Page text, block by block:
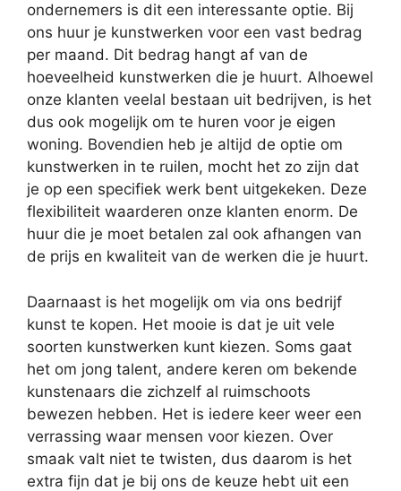
ondernemers is dit een interessante optie. Bij
ons huur je kunstwerken voor een vast bedrag
per maand. Dit bedrag hangt af van de
hoeveelheid kunstwerken die je huurt. Alhoewel
onze klanten veelal bestaan uit bedrijven, is het
dus ook mogelijk om te huren voor je eigen
woning. Bovendien heb je altijd de optie om
kunstwerken in te ruilen, mocht het zo zijn dat
je op een specifiek werk bent uitgekeken. Deze
flexibiliteit waarderen onze klanten enorm. De
huur die je moet betalen zal ook afhangen van
de prijs en kwaliteit van de werken die je huurt.
Daarnaast is het mogelijk om via ons bedrijf
kunst te kopen. Het mooie is dat je uit vele
soorten kunstwerken kunt kiezen. Soms gaat
het om jong talent, andere keren om bekende
kunstenaars die zichzelf al ruimschoots
bewezen hebben. Het is iedere keer weer een
verrassing waar mensen voor kiezen. Over
smaak valt niet te twisten, dus daarom is het
extra fijn dat je bij ons de keuze hebt uit een